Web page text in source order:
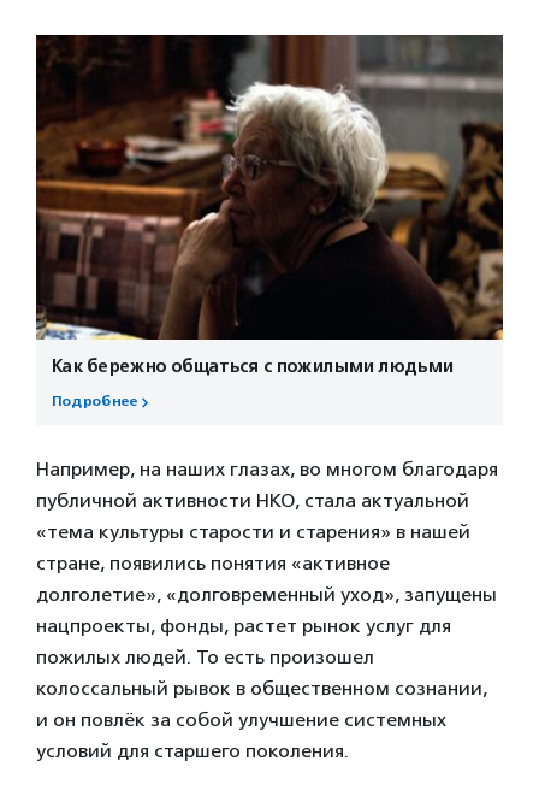
Как бережно общаться с пожилыми людьми
Подробнее
Например, на наших глазах, во многом благодаря
публичной активности НКО, стала актуальной
«тема культуры старости и старения» в нашей
стране, появились понятия «активное
долголетие», «долговременный уход», запущены
нацпроекты, фонды, растет рынок услуг для
пожилых людей. То есть произошел
колоссальный рывок в общественном сознании,
и он повлёк за собой улучшение системных
условий для старшего поколения.